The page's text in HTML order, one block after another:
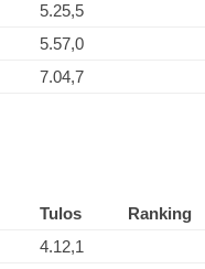
5.25,5
5.57,0
7.04,7
Tulos Ranking
4.12,1